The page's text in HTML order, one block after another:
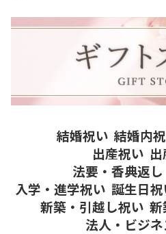
結婚祝い 結婚内
出産祝い
法要・香典返し
入学・進学祝い 誕生日
新築・引越し祝い 新
法人・ビジネ